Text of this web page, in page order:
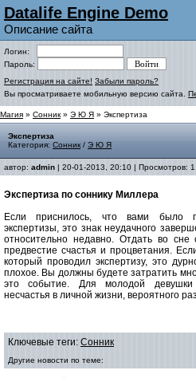
Datalife Engine Demo
Описание сайта
Логин:
Пароль:
Регистрация на сайте! Забыли пароль?
Вы просматриваете мобильную версию сайта.
Магия » Сонник » Э Ю Я » Экспертиза
Экспертиза
Категория: Сонник / Э Ю Я
автор: admin | 20-01-2013, 20:10 | Просмотров:
Экспертиза по соннику Миллера
Если приснилось, что вами было
экспертизы, это знак неудачного
относительно недавно. Отдать во
предвестие счастья и процветания.
который проводил экспертизу, это
плохое. Вы должны будете затратить
это событие. Для молодой девушки
несчастья в личной жизни, вероятного
Ключевые теги: Сонник
Другие новости по теме: